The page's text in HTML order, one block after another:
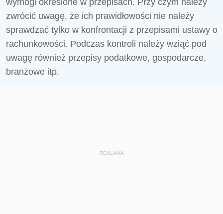
wymogi określone w przepisach. Przy czym należy
zwrócić uwagę, że ich prawidłowości nie należy
sprawdzać tylko w konfrontacji z przepisami ustawy o
rachunkowości. Podczas kontroli należy wziąć pod
uwagę również przepisy podatkowe, gospodarcze,
branżowe itp.
REKLAMA